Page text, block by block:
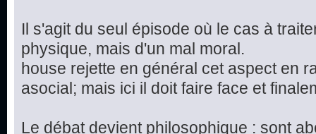
Il s'agit du seul épisode où le cas à
physique, mais d'un mal moral.
house rejette en général cet aspect en
asocial; mais ici il doit faire face et
Le débat devient philosophique : sont